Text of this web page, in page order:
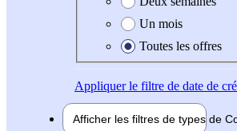
Un mois
Toutes les offres
Appliquerle filtre de date de
Afficher les filtres de types de